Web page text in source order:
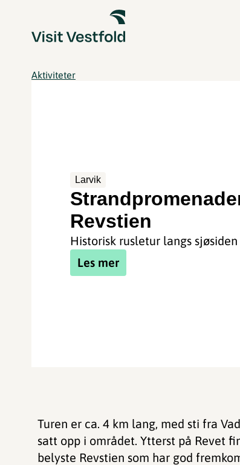
Aktiviteter
Larvik
Revstien
Historisk rusletur langs sjøsiden
Les mer
Turen er ca. 4 km lang, med sti fra
satt opp i området. Ytterst på Revet
belyste Revstien som har god